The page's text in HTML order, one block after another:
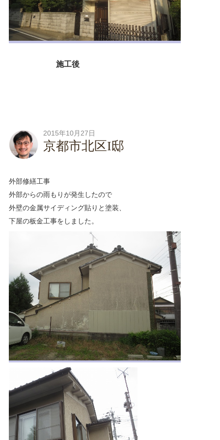
施工後
2015年10月27日
京都市北区I邸
外部修繕工事
外部からの雨もりが発生したので
外壁の金属サイディング貼りと塗装、
下屋の板金工事をしました。